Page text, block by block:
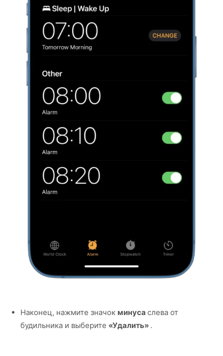
Наконец, нажмите значок минуса слева от
будильника и выберите «Удалить» .